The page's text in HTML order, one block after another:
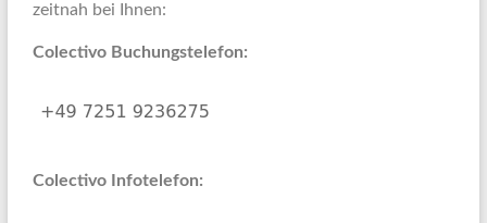
zeitnah bei Ihnen:
Colectivo Buchungstelefon:
Colectivo Infotelefon: